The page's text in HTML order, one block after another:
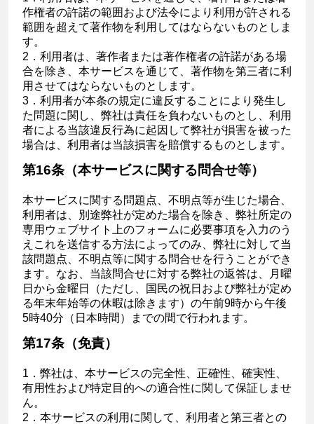
作権者の許諾の範囲および法令により利用が許される
範囲を超えて著作物を利用してはならないものとしま
す。
2．利用者は、著作者または著作権者の許諾がある場
合を除き、本サービスを通じて、著作物を第三者に利
用させてはならないものとします。
3．利用者が本条の規定に違反することにより発生し
た問題に関し、弊社は責任を負わないものとし、利用
者による当該違反行為に起因して弊社が損害を被った
場合は、利用者は当該損害を賠償するものとします。
第16条（本サービスに関する問合せ等）
本サービスに関する問題点、不明点等が生じた場合、
利用者は、別途弊社が定めた場合を除き、弊社所定の
専用ウェブサイト上のフォームに必要事項を入力のう
えこれを送信する方法によってのみ、弊社に対して当
該問題点、不明点等に関する問合せを行うことができ
ます。なお、当該問合せに対する弊社の返答は、月曜
日から金曜日（ただし、国民の祝日および弊社が定め
る年末年始等の休暇は除きます）の午前9時から午後
5時40分（日本時間）までの間で行われます。
第17条（免責）
1．弊社は、本サービスの完全性、正確性、確実性、
有用性および特定目的への適合性に関して保証しませ
ん。
2．本サービスの利用に関して、利用者と第三者との